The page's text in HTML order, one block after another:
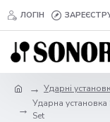
ЛОГІН
Ударні
Ударна
Set